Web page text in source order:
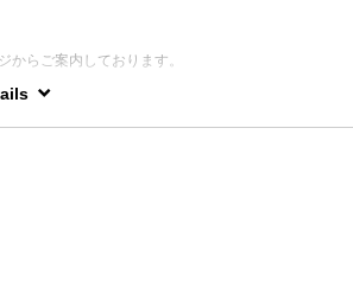
らご案内しております。
イリングが楽になる"ヘアスタイルの提案をしてお